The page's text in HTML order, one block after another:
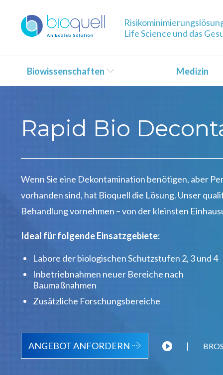
Life Science und das
Biowissenschaften Medizin
Rapid Bio
Wenn Sie eine Dekontamination benötigen, aber
vorhanden sind, hat Bioquell die Lösung. Unser
Behandlung vornehmen – von der kleinsten
Ideal für folgende Einsatzgebiete:
Labore der biologischen Schutzstufen 2, 3 und 4
Inbetriebnahmen neuer Bereiche nach
Baumaßnahmen
Zusätzliche Forschungsbereiche
ANGEBOT ANFORDERN |